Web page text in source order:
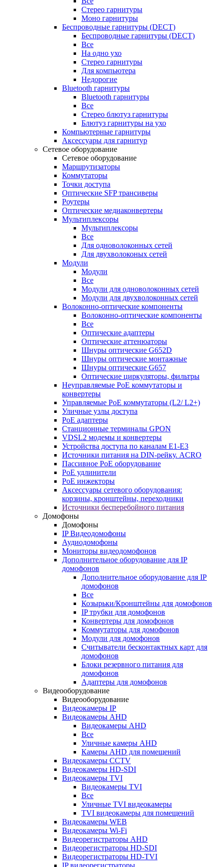
Стерео гарнитуры
Моно гарнитуры
Беспроводные гарнитуры (DECT)
Беспроводные гарнитуры (DECT)
Все
На одно ухо
Стерео гарнитуры
Для компьютера
Недорогие
Bluetooth гарнитуры
Bluetooth гарнитуры
Все
Стерео блютуз гарнитуры
Блютуз гарнитуры на ухо
Компьютерные гарнитуры
Аксессуары для гарнитур
Сетевое оборудование
Сетевое оборудование
Маршрутизаторы
Коммутаторы
Точки доступа
Оптические SFP трансиверы
Роутеры
Оптические медиаконвертеры
Мультиплексоры
Мультиплексоры
Все
Для одноволоконных сетей
Для двухволоконых сетей
Модули
Модули
Все
Модули для одноволоконных сетей
Модули для двухволоконных сетей
Волоконно-оптические компоненты
Волоконно-оптические компоненты
Все
Оптические адаптеры
Оптические аттенюаторы
Шнуры оптические G652D
Шнуры оптические монтажные
Шнуры оптические G657
Оптические циркуляторы, фильтры
Неуправляемые PoE коммутаторы и
конвертеры
Управляемые PoE коммутаторы (L2/ L2+)
Уличные узлы доступа
PoE адаптеры
Станционные терминалы GPON
VDSL2 модемы и конвертеры
Устройства доступа по каналам E1-E3
Источники питания на DIN-рейку. ACRO
Пассивное PoE оборудование
PoE удлинители
PoE инжекторы
Аксессуары сетевого оборудования:
корзины, кронштейны, переходники
Источники бесперебойного питания
Домофоны
Домофоны
IP Видеодомофоны
Аудиодомофоны
Мониторы видеодомофонов
Дополнительное оборудование для IP
домофонов
Дополнительное оборудование для IP
домофонов
Все
Козырьки/Кронштейны для домофонов
IP трубки для домофонов
Конвертеры для домофонов
Коммутаторы для домофонов
Модули для домофонов
Считыватели бесконтактных карт для
домофонов
Блоки резервного питания для
домофонов
Адаптеры для домофонов
Видеооборудование
Видеооборудование
Видеокамеры IP
Видеокамеры AHD
Видеокамеры AHD
Все
Уличные камеры AHD
Камеры AHD для помещений
Видеокамеры CCTV
Видеокамеры HD-SDI
Видеокамеры TVI
Видеокамеры TVI
Все
Уличные TVI видеокамеры
TVI видеокамеры для помещений
Видеокамеры WEB
Видеокамеры Wi-Fi
Видеорегистраторы AHD
Видеорегистраторы HD-SDI
Видеорегистраторы HD-TVI
IP видеорегистраторы